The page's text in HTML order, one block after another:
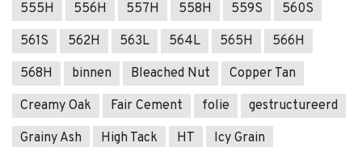
555H 556H 557H 558H 559S
560S
561S
562H 563L 564L 565H
566H
568H
binnen Bleached Nut
Copper Tan
Creamy Oak
Fair Cement folie
gestructureerd
Grainy Ash
High Tack HT
Icy Grain